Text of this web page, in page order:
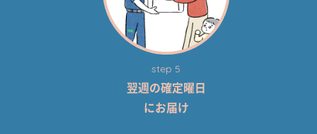
step 5
翌週の確定曜日
にお届け